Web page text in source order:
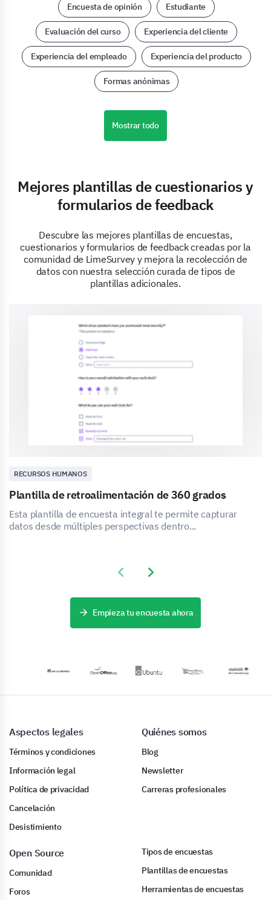
Encuesta de opinión Estudiante
Evaluación del curso Experiencia del cliente
Experiencia del empleado Experiencia del producto
Formas anónimas
Mostrar todo
Mejores plantillas de cuestionarios y
formularios de feedback
Descubre las mejores plantillas de encuestas,
cuestionarios y formularios de feedback creadas por la
comunidad de LimeSurvey y mejora la recolección de
datos con nuestra selección curada de tipos de
plantillas adicionales.
RECURSOS HUMANOS
Plantilla de retroalimentación de 360 grados
Esta plantilla de encuesta integral te permite capturar
datos desde múltiples perspectivas dentro...
Previous slide
Next slide
Empieza tu encuesta ahora
Aspectos legales
Términos y condiciones
Información legal
Política de privacidad
Cancelación
Desistimiento
Quiénes somos
Blog
Newsletter
Carreras profesionales
Open Source
Comunidad
Foros
Tipos de encuestas
Plantillas de encuestas
Herramientas de encuestas